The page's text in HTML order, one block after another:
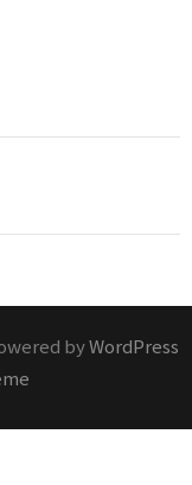
byWordPress